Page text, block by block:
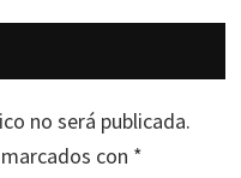
no será publicada.
con *